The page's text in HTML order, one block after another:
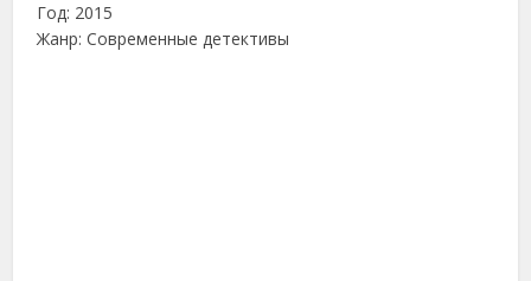
Год: 2015
Жанр: Современные детективы